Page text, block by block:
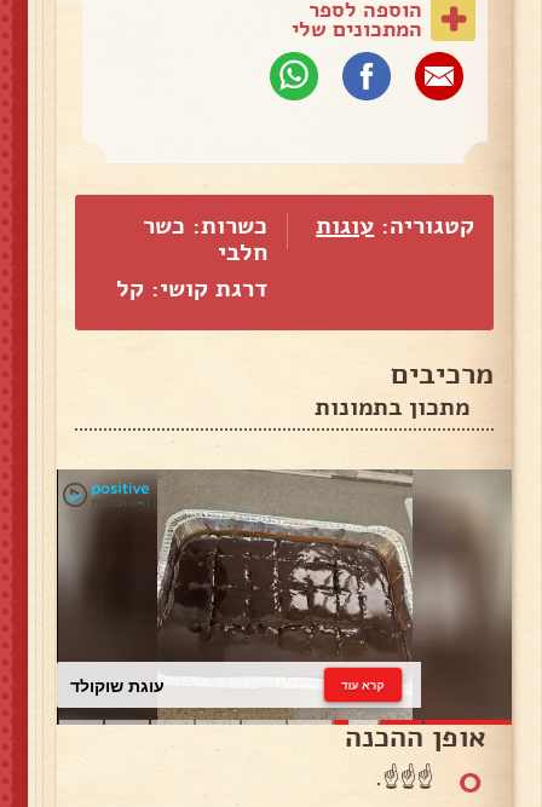
הוספה לספר
המתכונים שלי
קטגוריה: עוגות
כשרות: כשר
חלבי
דרגת קושי: קל
מרכיבים
מתכון בתמונות
עוגת שוקולד קרא עוד
אופן ההכנה
0
☝️☝️☝️.